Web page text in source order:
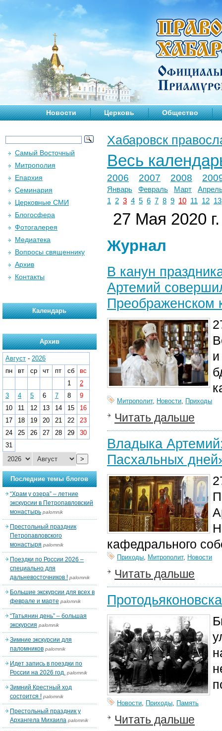
Новости Церковь Общество
Хабаровск
Весь
2006 2007 2008
Январь Февраль Март
1
2 3 4 5 6 7 8 9 10 11 12 13
27 Мая 2020 г.
Журнал
В канун
Артемий
Преображенском
Митрополит, Новости, Приходы
Читать дальше
Владыка
Пасхальных
кафедрального
Приходы, Митрополит, Новости
Читать дальше
Новости, Приходы, Память
Читать дальше
Самый Восточный
Митрополия
Епархия
Семинария
Церковные СМИ
Блогосфера
Фотогалерея
Медиатека
Вопросы священнику
Архив
Контакты
Календарь
Архив
Август - 2026
пн
вт ср чт пт сб
вс
1
2
3
4 5 6 7 8
9
10
11 12 13 14 15
16
17
18 19 20 21 22
23
24
25 26 27 28 29
30
31
>
Последние темы блогов
“Храм у озера” – летние
экскурсии в Петропавловский
монастырь palomnik
Престольный праздник
Петропавловского
монастыря palomnik
Поездки по России 2026 –
специально для
дальневосточников ! palomnik
Большие экскурсии для всех в
феврале и марте palomnik
“Татьянин день” – большая
экскурсия palomnik
Зимние экскурсии для
паломников palomnik
Идет запись в поездки по
России на 2026 год. palomnik
Зимний Крестный ход
состоится ! palomnik
Престольный праздник у
Архангела Михаила palomnik